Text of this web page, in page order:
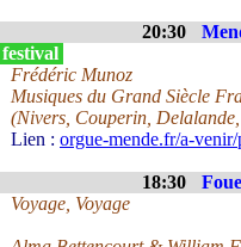
20:30
Frédéric Munoz
Musiques du Grand Siècle
(Nivers, Couperin,
Lien : orgue-mende.fr/a-
18:30
Voyage, Voyage